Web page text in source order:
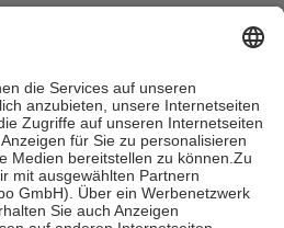
Zuzahlungen in Höhe von zehn
jedoch nie mehr als die tatsächlichen
auch für Online-Apotheken.
Krankenpflege beträgt die
sowie zehn Euro je
für ihre eigene Gesundheit zu